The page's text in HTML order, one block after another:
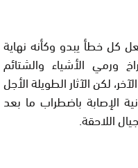
كل خطأ يبدو وكأنه نهاية
ورمي الأشياء والشتائم
لكن الآثار الطويلة الأجل
الإصابة باضطراب ما بعد
اللاحقة.